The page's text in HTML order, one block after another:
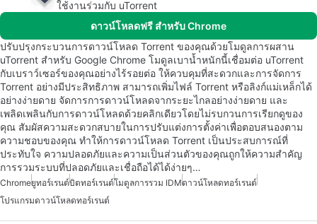
ใช้งานร่วมกับ uTorrent
ดาวน์โหลดฟรี สำหรับ Chrome
ปรับปรุงกระบวนการดาวน์โหลด Torrent ของคุณด้วยโมดูลการผสาน
uTorrent สำหรับ Google Chrome โมดูลเบาน้ำหนักนี้เชื่อมต่อ uTorrent
กับเบราว์เซอร์ของคุณอย่างไร้รอยต่อ ให้ควบคุมที่สะดวกและการจัดการ
Torrent อย่างมีประสิทธิภาพ สามารถเพิ่มไฟล์ Torrent หรือลิงก์แม่เหล็กได้
อย่างง่ายดาย จัดการการดาวน์โหลดจากระยะไกลอย่างง่ายดาย และ
เพลิดเพลินกับการดาวน์โหลดด้วยคลิกเดียวโดยไม่รบกวนการเรียกดูของ
คุณ สัมผัสความสะดวกสบายในการปรับแต่งการตั้งค่าเพื่อตอบสนองตาม
ความชอบของคุณ ทำให้การดาวน์โหลด Torrent เป็นประสบการณ์ที่
ประทับใจ ความปลอดภัยและความเป็นส่วนตัวของคุณถูกให้ความสำคัญ
การรวมระบบที่ปลอดภัยและเชื่อถือได้ได้ง่ายๆ…
Chromeยูทอร์เรนต์บิตทอร์เรนต์โมดูลการรวม IDMดาวน์โหลดทอร์เรนต์
โปรแกรมดาวน์โหลดทอร์เรนต์